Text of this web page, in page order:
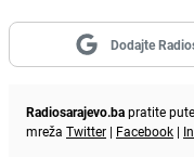
Dodajte
Radiosarajevo.bapratite
mreža Twitter | Facebook |